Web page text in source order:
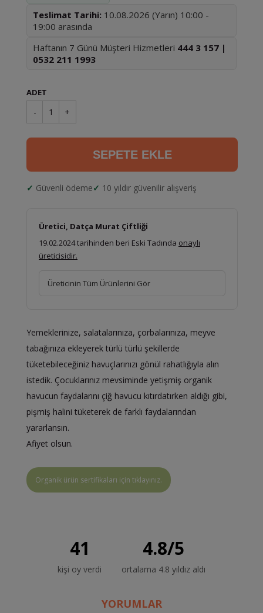
Teslimat Tarihi: 10.08.2026 (Yarın) 10:00 -
19:00 arasında
Haftanın 7 Günü Müşteri Hizmetleri 444 3 157 |
0532 211 1993
ADET
- 1 +
SEPETE EKLE
Güvenli ödeme 10 yıldır güvenilir alışveriş
Üretici, Datça Murat Çiftliği
19.02.2024 tarihinden beri Eski Tadında onaylı
üreticisidir.
Üreticinin Tüm Ürünlerini Gör
Yemeklerinize, salatalarınıza, çorbalarınıza, meyve
tabağınıza ekleyerek türlü türlü şekillerde
tüketebileceğiniz havuçlarınızı gönül rahatlığıyla alın
istedik. Çocuklarınız mevsiminde yetişmiş organik
havucun faydalarını çiğ havucu kıtırdatırken aldığı gibi,
pişmiş halini tüketerek de farklı faydalarından
yararlansın.
Afiyet olsun.
Organik ürün sertifikaları için tıklayınız.
41
kişi oy verdi
4.8/5
ortalama 4.8 yıldız aldı
YORUMLAR